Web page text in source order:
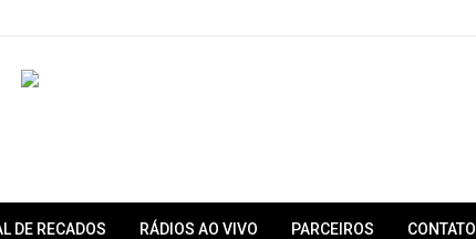
DE RECADOS RÁDIOS AO VIVO PARCEIROS CONTATO